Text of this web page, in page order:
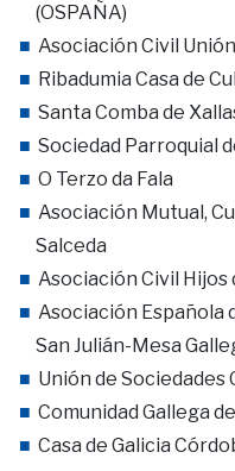
(OSPAÑA)
Asociación Civil
Ribadumia Casa de
Santa Comba de
Sociedad Parroquial
O Terzo da Fala
Asociación Mutual,
Salceda
Asociación Civil
Asociación Española
San Julián-Mesa
Unión de Sociedades
Comunidad Gallega
Casa de Galicia